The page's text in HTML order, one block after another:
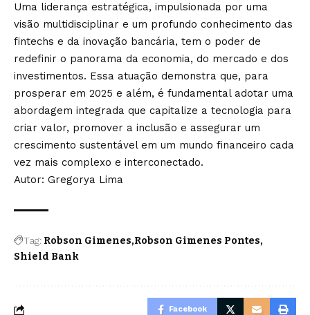
Uma liderança estratégica, impulsionada por uma
visão multidisciplinar e um profundo conhecimento das
fintechs e da inovação bancária, tem o poder de
redefinir o panorama da economia, do mercado e dos
investimentos. Essa atuação demonstra que, para
prosperar em 2025 e além, é fundamental adotar uma
abordagem integrada que capitalize a tecnologia para
criar valor, promover a inclusão e assegurar um
crescimento sustentável em um mundo financeiro cada
vez mais complexo e interconectado.
Autor: Gregorya Lima
Tag: Robson Gimenes Robson Gimenes Pontes
Shield Bank
Facebook